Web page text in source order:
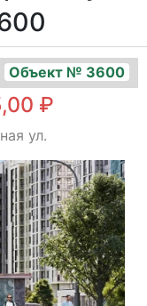
Объект № 3600
₽
ул.